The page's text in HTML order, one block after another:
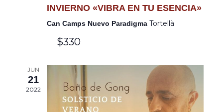
INVIERNO «VIBRA EN TU ESENCIA»
Can Camps Nuevo Paradigma Tortellà
$330
JUN
21
2022